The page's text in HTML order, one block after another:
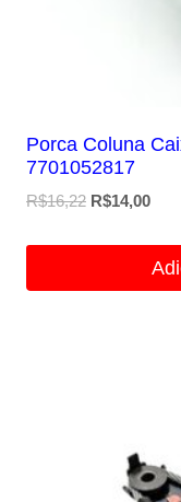
Porca Coluna
7701052817
R$16,22 O
R$14,00O
é: